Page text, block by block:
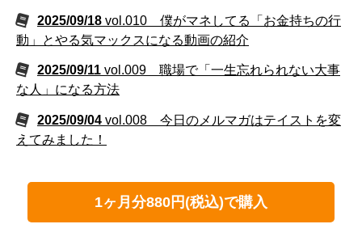
2025/09/18 vol.010 僕がマネしてる「お金持ちの行
動」とやる気マックスになる動画の紹介
2025/09/11 vol.009 職場で「一生忘れられない大事
な人」になる方法
2025/09/04 vol.008 今日のメルマガはテイストを変
えてみました！
1ヶ月分880円(税込)で購入